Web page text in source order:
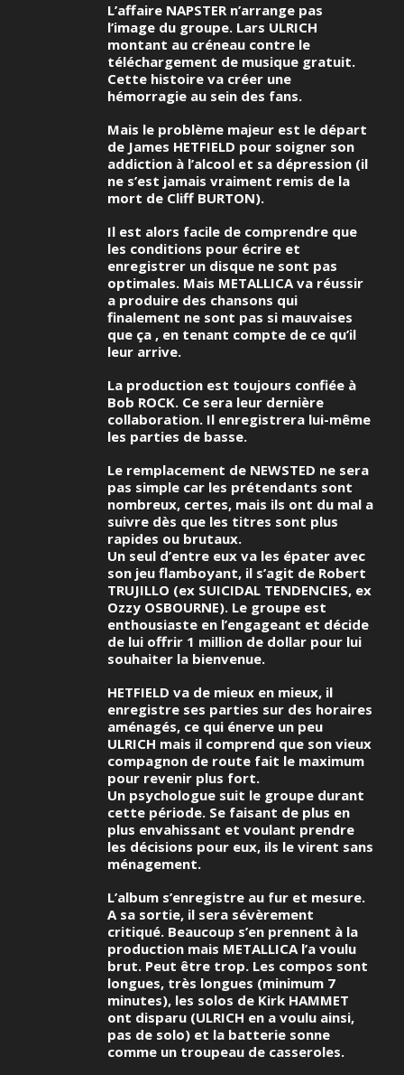
L’affaire NAPSTER n’arrange pas
l’image du groupe. Lars ULRICH
montant au créneau contre le
téléchargement de musique gratuit.
Cette histoire va créer une
hémorragie au sein des fans.
Mais le problème majeur est le départ
de James HETFIELD pour soigner son
addiction à l’alcool et sa dépression (il
ne s’est jamais vraiment remis de la
mort de Cliff BURTON).
Il est alors facile de comprendre que
les conditions pour écrire et
enregistrer un disque ne sont pas
optimales. Mais METALLICA va réussir
a produire des chansons qui
finalement ne sont pas si mauvaises
que ça , en tenant compte de ce qu’il
leur arrive.
La production est toujours confiée à
Bob ROCK. Ce sera leur dernière
collaboration. Il enregistrera lui-même
les parties de basse.
Le remplacement de NEWSTED ne sera
pas simple car les prétendants sont
nombreux, certes, mais ils ont du mal a
suivre dès que les titres sont plus
rapides ou brutaux.
Un seul d’entre eux va les épater avec
son jeu flamboyant, il s’agit de Robert
TRUJILLO (ex SUICIDAL TENDENCIES, ex
Ozzy OSBOURNE). Le groupe est
enthousiaste en l’engageant et décide
de lui offrir 1 million de dollar pour lui
souhaiter la bienvenue.
HETFIELD va de mieux en mieux, il
enregistre ses parties sur des horaires
aménagés, ce qui énerve un peu
ULRICH mais il comprend que son vieux
compagnon de route fait le maximum
pour revenir plus fort.
Un psychologue suit le groupe durant
cette période. Se faisant de plus en
plus envahissant et voulant prendre
les décisions pour eux, ils le virent sans
ménagement.
L’album s’enregistre au fur et mesure.
A sa sortie, il sera sévèrement
critiqué. Beaucoup s’en prennent à la
production mais METALLICA l’a voulu
brut. Peut être trop. Les compos sont
longues, très longues (minimum 7
minutes), les solos de Kirk HAMMET
ont disparu (ULRICH en a voulu ainsi,
pas de solo) et la batterie sonne
comme un troupeau de casseroles.